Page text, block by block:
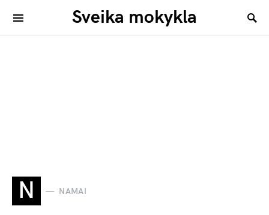
Sveika mokykla
N NAMAI